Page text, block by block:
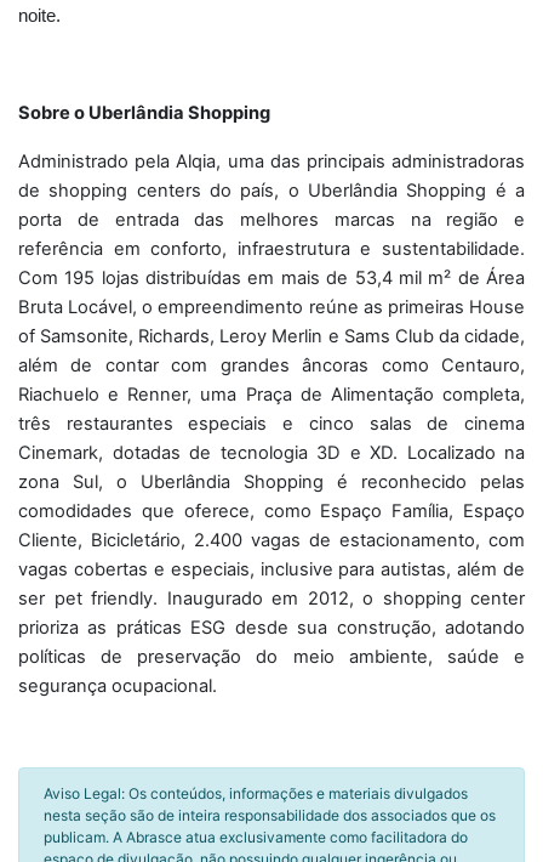
noite.
Sobre o Uberlândia Shopping
Administrado pela Alqia, uma das principais administradoras
de shopping centers do país, o Uberlândia Shopping é a
porta de entrada das melhores marcas na região e
referência em conforto, infraestrutura e sustentabilidade.
Com 195 lojas distribuídas em mais de 53,4 mil m² de Área
Bruta Locável, o empreendimento reúne as primeiras House
of Samsonite, Richards, Leroy Merlin e Sams Club da cidade,
além de contar com grandes âncoras como Centauro,
Riachuelo e Renner, uma Praça de Alimentação completa,
três restaurantes especiais e cinco salas de cinema
Cinemark, dotadas de tecnologia 3D e XD. Localizado na
zona Sul, o Uberlândia Shopping é reconhecido pelas
comodidades que oferece, como Espaço Família, Espaço
Cliente, Bicicletário, 2.400 vagas de estacionamento, com
vagas cobertas e especiais, inclusive para autistas, além de
ser pet friendly. Inaugurado em 2012, o shopping center
prioriza as práticas ESG desde sua construção, adotando
políticas de preservação do meio ambiente, saúde e
segurança ocupacional.
Aviso Legal: Os conteúdos, informações e materiais divulgados
nesta seção são de inteira responsabilidade dos associados que os
publicam. A Abrasce atua exclusivamente como facilitadora do